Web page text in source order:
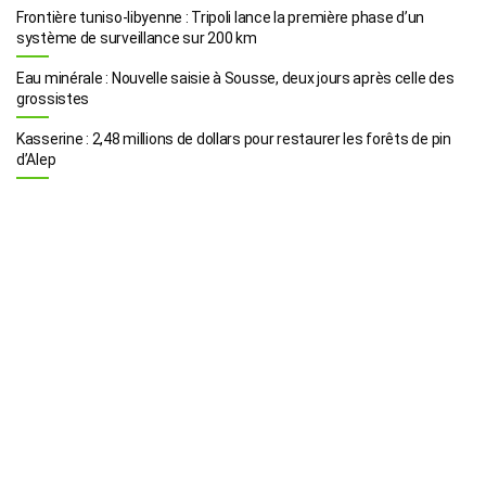
Frontière tuniso-libyenne : Tripoli lance la première phase d’un
système de surveillance sur 200 km
Eau minérale : Nouvelle saisie à Sousse, deux jours après celle des
grossistes
Kasserine : 2,48 millions de dollars pour restaurer les forêts de pin
d’Alep